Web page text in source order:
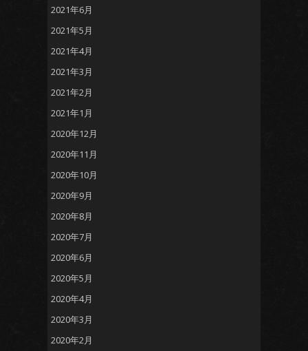
2021年6月
2021年5月
2021年4月
2021年3月
2021年2月
2021年1月
2020年12月
2020年11月
2020年10月
2020年9月
2020年8月
2020年7月
2020年6月
2020年5月
2020年4月
2020年3月
2020年2月